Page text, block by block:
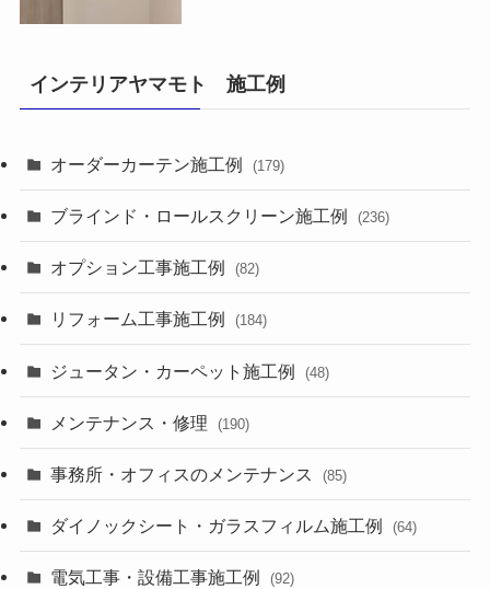
インテリアヤマモト 施工例
オーダーカーテン施工例 (179)
ブラインド・ロールスクリーン施工例 (236)
オプション工事施工例 (82)
リフォーム工事施工例 (184)
ジュータン・カーペット施工例 (48)
メンテナンス・修理 (190)
事務所・オフィスのメンテナンス (85)
ダイノックシート・ガラスフィルム施工例 (64)
電気工事・設備工事施工例 (92)